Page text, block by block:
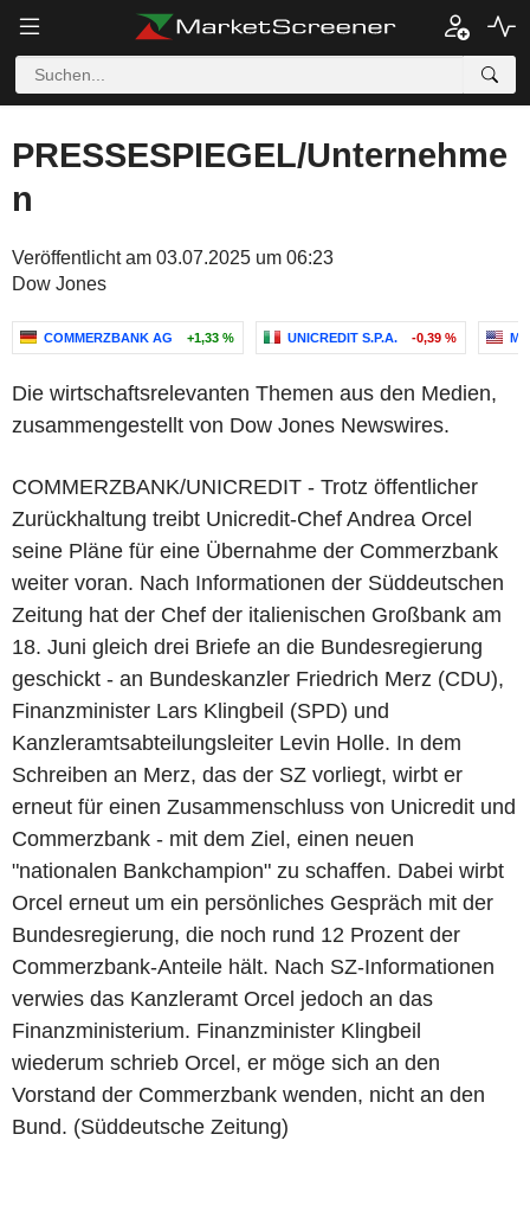
PRESSESPIEGEL/Unternehme
n
Veröffentlicht am 03.07.2025 um 06:23
Dow Jones
COMMERZBANK AG +1,33 % UNICREDIT S.P.A. -0,39 %
Die wirtschaftsrelevanten Themen aus den Medien,
zusammengestellt von Dow Jones Newswires.
COMMERZBANK/UNICREDIT - Trotz öffentlicher
Zurückhaltung treibt Unicredit-Chef Andrea Orcel
seine Pläne für eine Übernahme der Commerzbank
weiter voran. Nach Informationen der Süddeutschen
Zeitung hat der Chef der italienischen Großbank am
18. Juni gleich drei Briefe an die Bundesregierung
geschickt - an Bundeskanzler Friedrich Merz (CDU),
Finanzminister Lars Klingbeil (SPD) und
Kanzleramtsabteilungsleiter Levin Holle. In dem
Schreiben an Merz, das der SZ vorliegt, wirbt er
erneut für einen Zusammenschluss von Unicredit und
Commerzbank - mit dem Ziel, einen neuen
"nationalen Bankchampion" zu schaffen. Dabei wirbt
Orcel erneut um ein persönliches Gespräch mit der
Bundesregierung, die noch rund 12 Prozent der
Commerzbank-Anteile hält. Nach SZ-Informationen
verwies das Kanzleramt Orcel jedoch an das
Finanzministerium. Finanzminister Klingbeil
wiederum schrieb Orcel, er möge sich an den
Vorstand der Commerzbank wenden, nicht an den
Bund. (Süddeutsche Zeitung)